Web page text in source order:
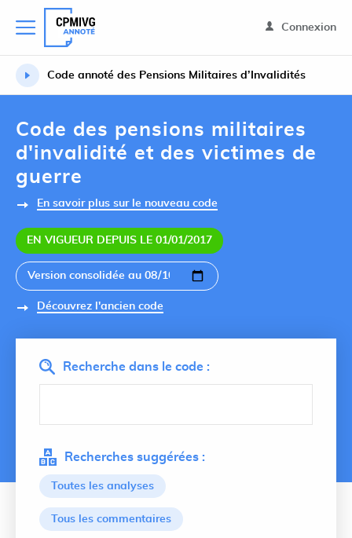
Connexion
Code annoté des Pensions Militaires d’Invalidités
Code des pensions militaires
d'invalidité et des victimes de
guerre
En savoir plus sur le nouveau code
EN VIGUEUR DEPUIS LE 01/01/2017
Découvrez l'ancien code
Recherche dans le code :
Recherches suggérées :
Toutes les analyses
Tous les commentaires